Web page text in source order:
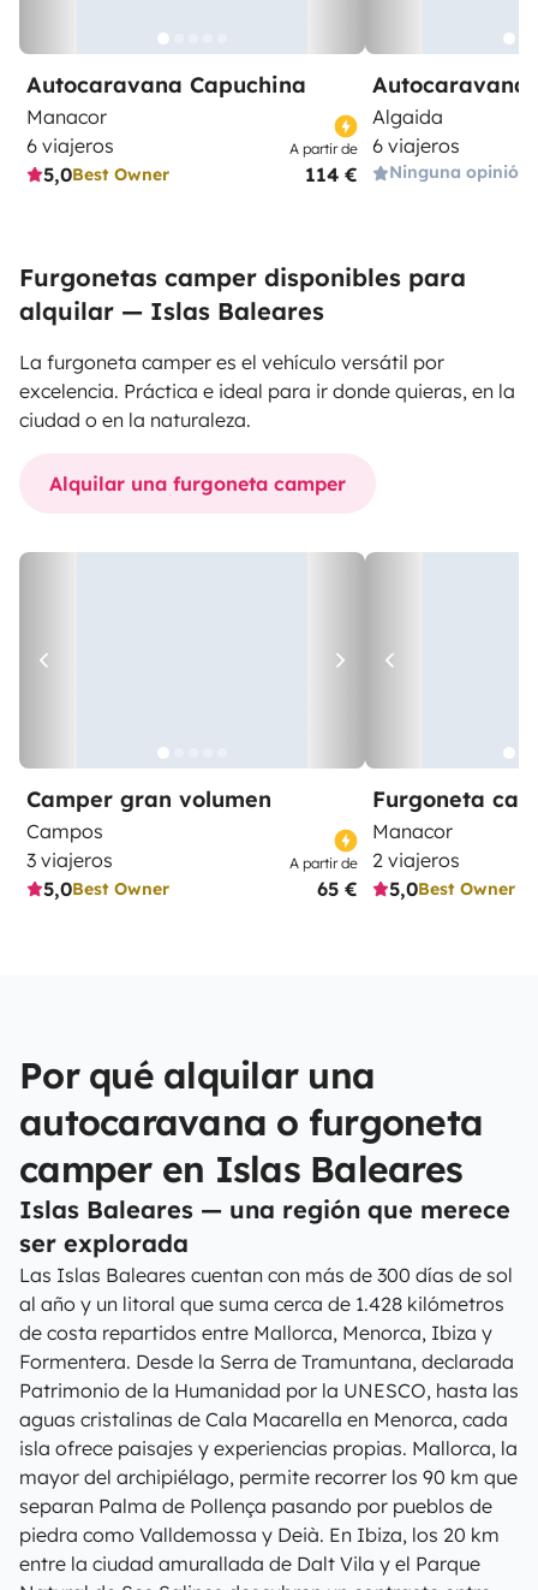
Autocaravana Capuchina
Manacor
6 viajeros
5,0Best Owner
A partir de
114 €
Autocaravana
Algaida
6 viajeros
Ninguna opinión
Furgonetas camper disponibles para
alquilar — Islas Baleares
La furgoneta camper es el vehículo versátil por
excelencia. Práctica e ideal para ir donde quieras, en la
ciudad o en la naturaleza.
Alquilar una furgoneta camper
Camper gran volumen
Campos
3 viajeros
5,0Best Owner
A partir de
65 €
Furgoneta
Manacor
2 viajeros
5,0Best Owner
Por qué alquilar una
autocaravana o furgoneta
camper en Islas Baleares
Islas Baleares — una región que merece
ser explorada
Las Islas Baleares cuentan con más de 300 días de sol
al año y un litoral que suma cerca de 1.428 kilómetros
de costa repartidos entre Mallorca, Menorca, Ibiza y
Formentera. Desde la Serra de Tramuntana, declarada
Patrimonio de la Humanidad por la UNESCO, hasta las
aguas cristalinas de Cala Macarella en Menorca, cada
isla ofrece paisajes y experiencias propias. Mallorca, la
mayor del archipiélago, permite recorrer los 90 km que
separan Palma de Pollença pasando por pueblos de
piedra como Valldemossa y Deià. En Ibiza, los 20 km
entre la ciudad amurallada de Dalt Vila y el Parque